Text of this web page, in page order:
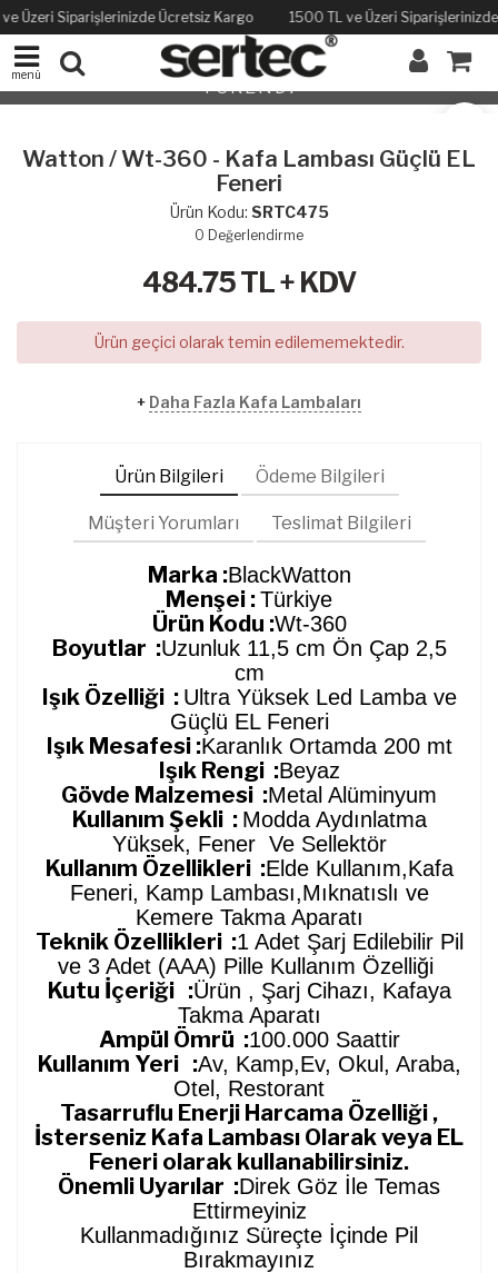
Üzeri Siparişlerinizde Ücretsiz Kargo 1500 TL ve Üzeri
menü
TÜKENDİ
Watton / Wt-360 - Kafa Lambası Güçlü EL
Feneri
Ürün Kodu: SRTC475
0 Değerlendirme
484.75TL + KDV
Ürün geçici olarak temin edilememektedir.
+ Daha Fazla Kafa Lambaları
Ürün Bilgileri Ödeme Bilgileri
Müşteri Yorumları Teslimat Bilgileri
Marka :BlackWatton
Menşei :Türkiye
Ürün Kodu :Wt-360
Boyutlar :Uzunluk 11,5 cm Ön Çap 2,5
cm
Işık Özelliği : Ultra Yüksek Led Lamba ve
Güçlü EL Feneri
Işık Mesafesi :Karanlık Ortamda 200 mt
Işık Rengi :Beyaz
Gövde Malzemesi :Metal Alüminyum
Kullanım Şekli : Modda Aydınlatma
Yüksek, Fener Ve Sellektör
Kullanım Özellikleri :Elde Kullanım,Kafa
Feneri, Kamp Lambası,Mıknatıslı ve
Kemere Takma Aparatı
Teknik Özellikleri :1 Adet Şarj Edilebilir Pil
ve 3 Adet (AAA) Pille Kullanım Özelliği
Kutu İçeriği :Ürün , Şarj Cihazı, Kafaya
Takma Aparatı
Ampül Ömrü :100.000 Saattir
Kullanım Yeri :Av, Kamp,Ev, Okul, Araba,
Otel, Restorant
Tasarruflu Enerji Harcama Özelliği ,
İsterseniz Kafa Lambası Olarak veya EL
Feneri olarak kullanabilirsiniz.
Önemli Uyarılar :Direk Göz İle Temas
Ettirmeyiniz
Kullanmadığınız Süreçte İçinde Pil
Bırakmayınız